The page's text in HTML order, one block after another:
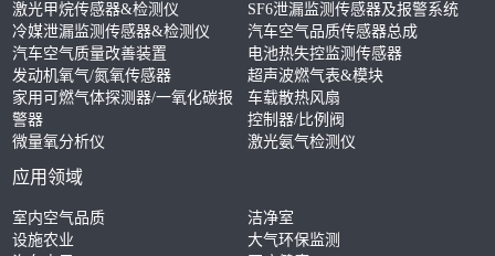
激光甲烷传感器&检测仪
SF6泄漏监测传感器及报警系统
冷媒泄漏监测传感器&检测仪
汽车空气品质传感器总成
汽车空气质量改善装置
电池热失控监测传感器
发动机氧气/氮氧传感器
超声波燃气表&模块
家用可燃气体探测器/一氧化碳报
警器
车载散热风扇
控制器/比例阀
微量氧分析仪
激光氨气检测仪
应用领域
室内空气品质
洁净室
设施农业
大气环保监测